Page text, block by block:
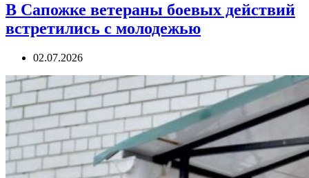
В Сапожке ветераны боевых действий
встретились с молодежью
02.07.2026